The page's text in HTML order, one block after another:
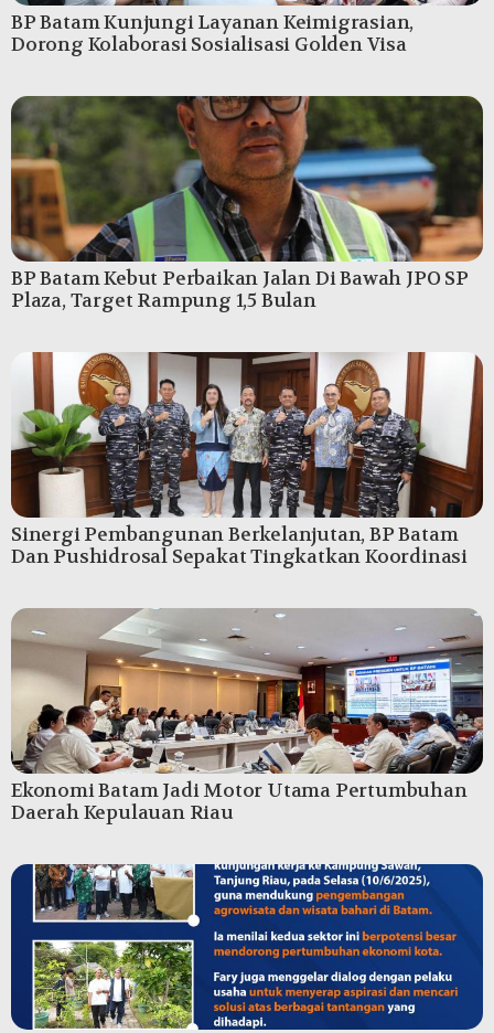
BP Batam Kunjungi Layanan Keimigrasian,
Dorong Kolaborasi Sosialisasi Golden Visa
BP Batam Kebut Perbaikan Jalan Di Bawah JPO SP
Plaza, Target Rampung 1,5 Bulan
Sinergi Pembangunan Berkelanjutan, BP Batam
Dan Pushidrosal Sepakat Tingkatkan Koordinasi
Ekonomi Batam Jadi Motor Utama Pertumbuhan
Daerah Kepulauan Riau